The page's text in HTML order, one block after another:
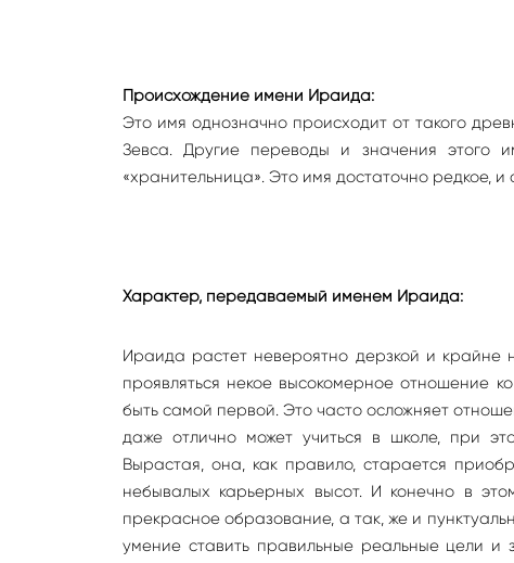
Происхождение имени Ираида:
Это имя однозначно происходит от такого
Зевса. Другие переводы и значения этого
«хранительница». Это имя достаточно редкое,
Характер, передаваемый именем Ираида:
Ираида растет невероятно дерзкой и крайне
проявляться некое высокомерное отношение
быть самой первой. Это часто осложняет
даже отлично может учиться в школе, при
Вырастая, она, как правило, старается
небывалых карьерных высот. И конечно в
прекрасное образование, а так, же и
умение ставить правильные реальные цели